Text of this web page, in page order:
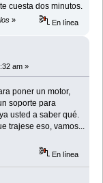
cuesta dos minutos.
» En línea
am »
poner un motor,
soporte para
usted a saber qué.
trajese eso, vamos...
En línea